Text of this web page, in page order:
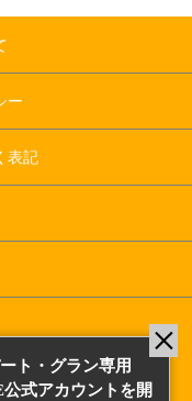
ー
表記
：平日10:00～17:00
ト・グラン専用
式アカウントを開